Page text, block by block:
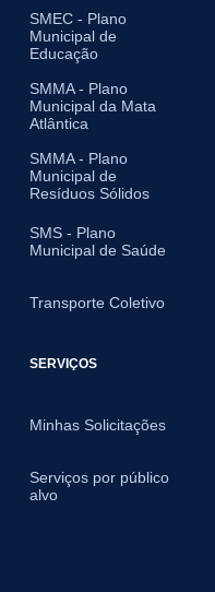
SMEC - Plano
Municipal de
Educação
SMMA - Plano
Municipal da Mata
Atlântica
SMMA - Plano
Municipal de
Resíduos Sólidos
SMS - Plano
Municipal de Saúde
Transporte Coletivo
SERVIÇOS
Minhas Solicitações
Serviços por público
alvo